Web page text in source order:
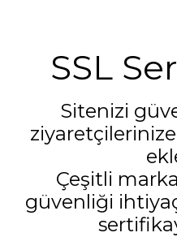
SSL
Sitenizi
Çeşitli
güvenliği